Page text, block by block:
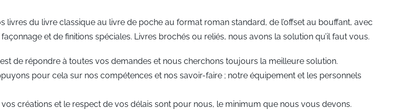
livres du livre classique au livre de poche au format roman standard, de l’offset au bouffant, avec
et de finitions spéciales. Livres brochés ou reliés, nous avons la solution qu’il faut vous.
de répondre à toutes vos demandes et nous cherchons toujours la meilleure solution.
pour cela sur nos compétences et nos savoir-faire ; notre équipement et les personnels
créations et le respect de vos délais sont pour nous, le minimum que nous vous devons.